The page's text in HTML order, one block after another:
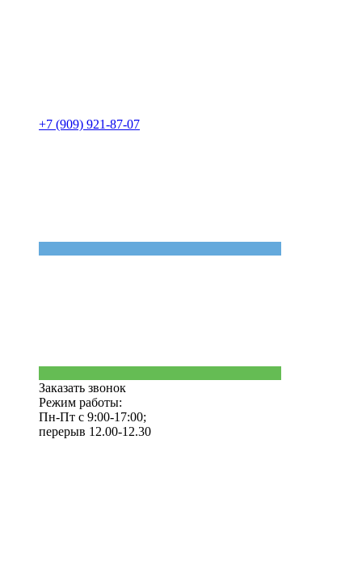
+7 (909) 921-87-07
Заказать звонок
Режим работы:
Пн-Пт с 9:00-17:00;
перерыв 12.00-12.30